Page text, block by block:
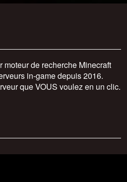
moteur de recherche Minecraft
in-game depuis 2016.
que VOUS voulez en un clic.